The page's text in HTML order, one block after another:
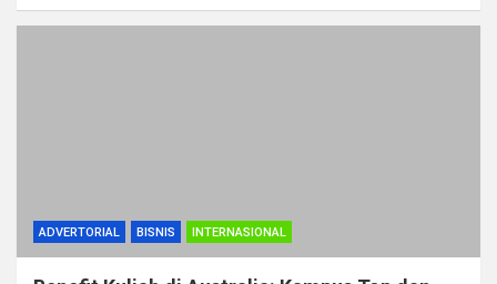
ADVERTORIAL BISNIS INTERNASIONAL